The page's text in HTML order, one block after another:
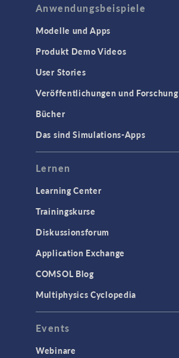
Anwendungsbeispiele
Modelle und Apps
Produkt Demo Videos
User Stories
Veröffentlichungen und Forschung
Bücher
Das sind Simulations-Apps
Lernen
Learning Center
Trainingskurse
Diskussionsforum
Application Exchange
COMSOL Blog
Multiphysics Cyclopedia
Events
Webinare